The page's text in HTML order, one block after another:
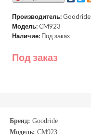
Производитель:Goodride
Модель:CM923
Наличие: Под заказ
Под заказ
Бренд: Goodride
Модель: CM923